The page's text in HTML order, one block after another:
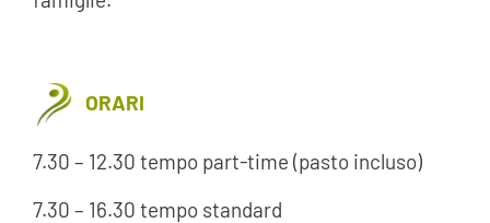
ORARI
7.30 – 12.30 tempo part-time (pasto incluso)
7.30 – 16.30 tempo standard